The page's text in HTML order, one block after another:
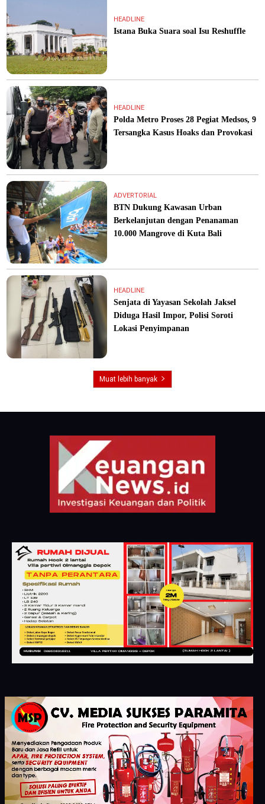
HEADLINE
Istana Buka Suara soal Isu Reshuffle
HEADLINE
Polda Metro Proses 28 Pegiat Medsos, 9
Tersangka Kasus Hoaks dan Provokasi
ADVERTORIAL
BTN Dukung Kawasan Urban
Berkelanjutan dengan Penanaman
10.000 Mangrove di Kuta Bali
HEADLINE
Senjata di Yayasan Sekolah Jaksel
Diduga Hasil Impor, Polisi Soroti
Lokasi Penyimpanan
Muat lebih banyak